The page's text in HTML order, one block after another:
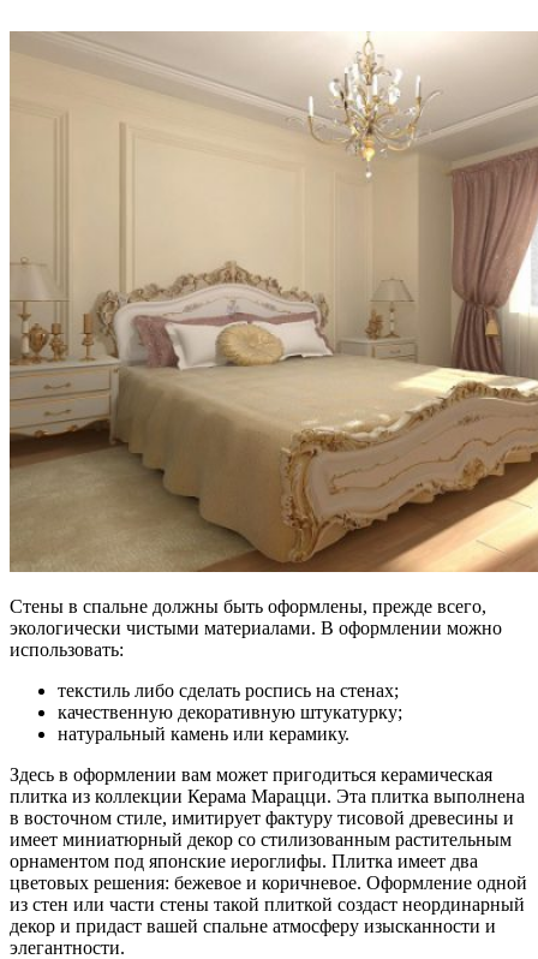
Стены в спальне должны быть оформлены, прежде всего,
экологически чистыми материалами. В оформлении можно
использовать:
текстиль либо сделать роспись на стенах;
качественную декоративную штукатурку;
натуральный камень или керамику.
Здесь в оформлении вам может пригодиться керамическая
плитка из коллекции Керама Марацци. Эта плитка выполнена
в восточном стиле, имитирует фактуру тисовой древесины и
имеет миниатюрный декор со стилизованным растительным
орнаментом под японские иероглифы. Плитка имеет два
цветовых решения: бежевое и коричневое. Оформление одной
из стен или части стены такой плиткой создаст неординарный
декор и придаст вашей спальне атмосферу изысканности и
элегантности.